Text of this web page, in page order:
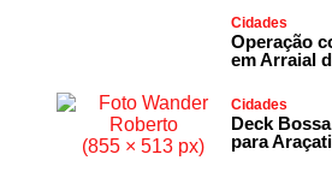
Cidades
Operação
em Arraial
Cidades
Deck
para